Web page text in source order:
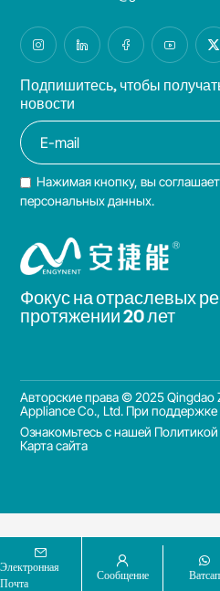
Электронная
Почта
Сообщение Ватсап
Подпишитесь, чтобы
новости
Нажимая кнопку, вы
персональных данных.
Фокус на отраслевых
протяжении 20 лет
Ознакомьтесь с нашей
Авторские права © 2025 Qingdao
Appliance Co., Ltd. При поддержке
Карта сайта